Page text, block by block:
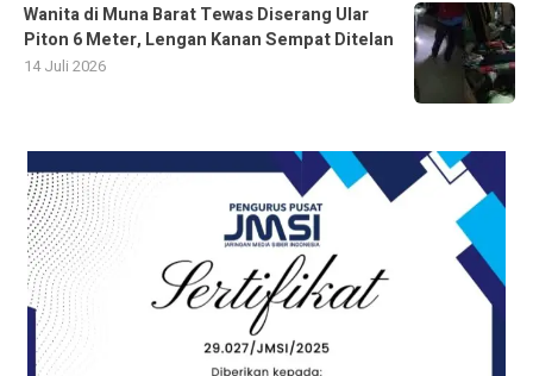
Wanita di Muna Barat Tewas Diserang Ular
Piton 6 Meter, Lengan Kanan Sempat Ditelan
14 Juli 2026